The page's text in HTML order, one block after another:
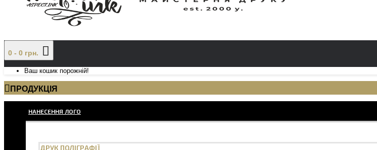
0 - 0 грн.
Ваш кошик порожній!
ПРОДУКЦІЯ
НАНЕСЕННЯ ЛОГО
ДРУК ПОЛІГРАФІЇ